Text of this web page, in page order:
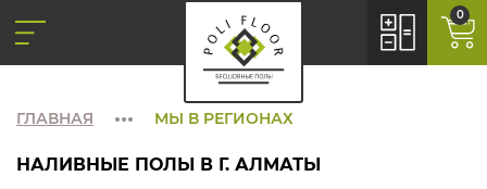
0
ГЛАВНАЯ МЫ В РЕГИОНАХ
НАЛИВНЫЕ ПОЛЫ В Г. АЛМАТЫ